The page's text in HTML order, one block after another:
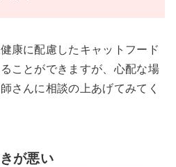
康に配慮したキャットフード
ことができますが、心配な場
さんに相談の上あげてみてく
が悪い